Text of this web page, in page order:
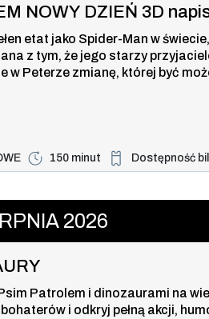
NOWY DZIEŃ 3D
etat jako Spider-Man w
z tym, że jego starzy
w Peterze zmianę, której być
przemiana może być również
zagrożenie dla miasta i jego
150 minut Dostępność
Duża dostępność
2026
Patrolem i dinozaurami na
i odkryj pełną akcji,